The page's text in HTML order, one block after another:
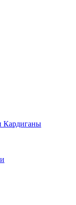
Кардиганы